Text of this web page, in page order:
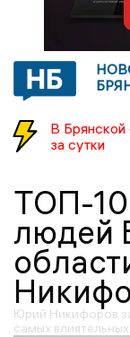
В Брянской
за сутки
ТОП-
людей
Юрий Никифоров
самых